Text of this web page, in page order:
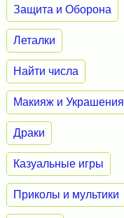
Защита и Оборона
Леталки
Найти числа
Макияж и Украшения
Драки
Казуальные игры
Приколы и мультики